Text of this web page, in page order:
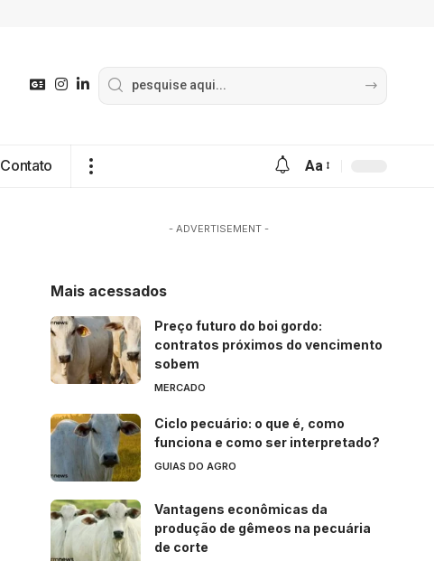
Contato Aa
- ADVERTISEMENT -
Mais acessados
Preço futuro do boi gordo:
contratos próximos do vencimento
sobem
MERCADO
Ciclo pecuário: o que é, como
funciona e como ser interpretado?
GUIAS DO AGRO
Vantagens econômicas da
produção de gêmeos na pecuária
de corte